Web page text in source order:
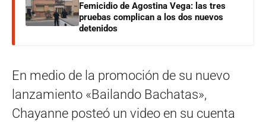
Femicidio de Agostina Vega: las tres
pruebas complican a los dos nuevos
detenidos
En medio de la promoción de su nuevo
lanzamiento «Bailando Bachatas»,
Chayanne posteó un video en su cuenta